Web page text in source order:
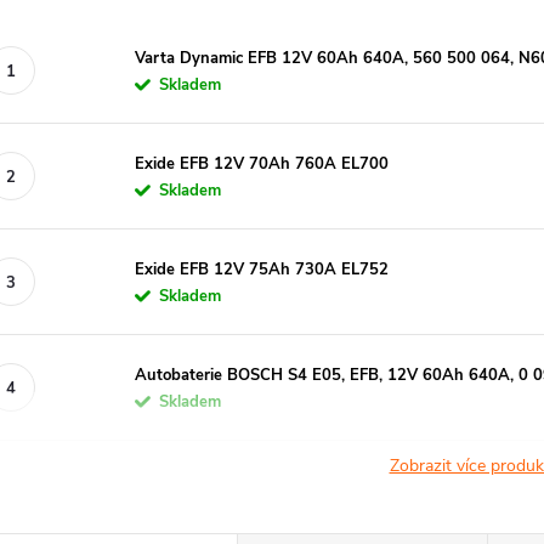
Varta Dynamic EFB 12V 60Ah 640A, 560 500 064,
Skladem
Exide EFB 12V 70Ah 760A EL700
Skladem
Exide EFB 12V 75Ah 730A EL752
Skladem
Autobaterie BOSCH S4 E05, EFB, 12V 60Ah 640A, 0
Skladem
Zobrazit více